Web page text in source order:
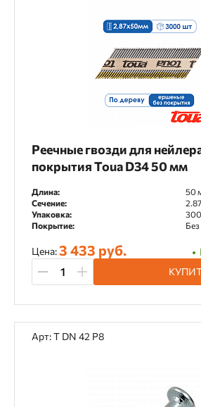
Реечные гвозди для
покрытия Toua D34 50 мм
Длина:
50
Сечение:
Упаковка:
Покрытие:
Цена:3 433 руб.
Арт: T DN 42 Р8